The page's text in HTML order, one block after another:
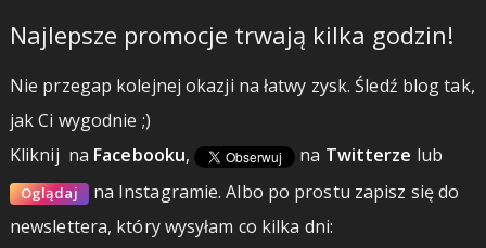
Najlepsze promocje trwają kilka godzin!
Nie przegap kolejnej okazji na łatwy zysk. Śledź blog tak,
jak Ci wygodnie ;)
Kliknij na Facebooku, na Twitterze lub
Oglądaj na Instagramie.Albo po prostu zapisz się do
newslettera, który wysyłam co kilka dni: